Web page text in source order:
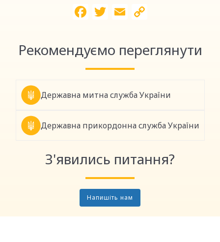
Facebook
Twitter
Email
Рекомендуємо переглянути
Державна митна служба України
Державна прикордонна служба України
З'явились питання?
Напишіть нам